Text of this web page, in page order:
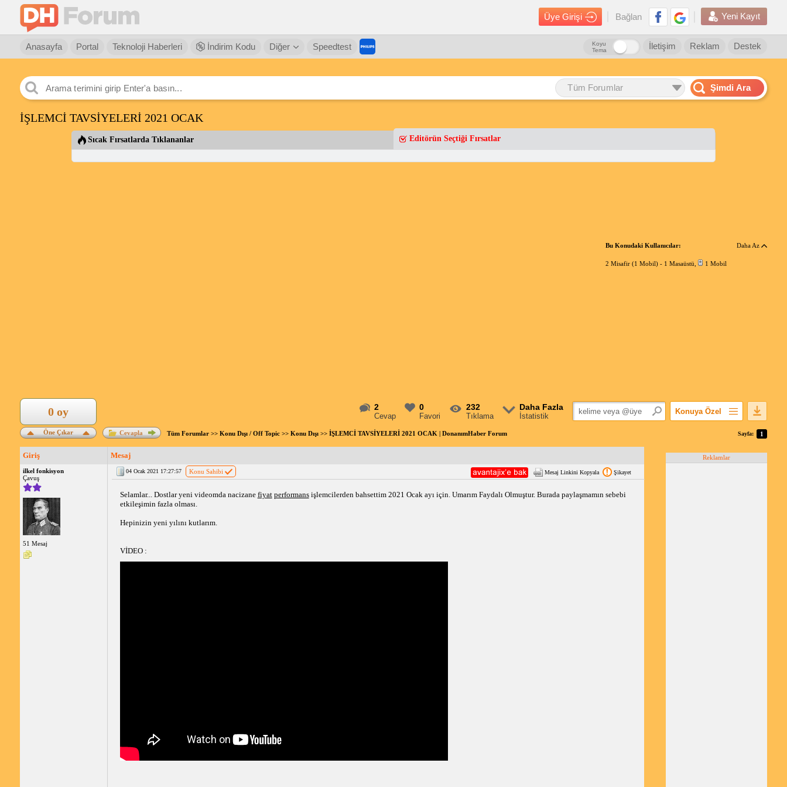
Üye Girişi Bağlan Yeni Kayıt
Anasayfa Portal Teknoloji Haberleri İndirim Kodu Diğer Speedtest Destek
Reklam
İletişim
Koyu
Tema
Tüm Forumlar Şimdi Ara
İŞLEMCİ TAVSİYELERİ 2021 OCAK
Sıcak Fırsatlarda Tıklananlar Editörün Seçtiği Fırsatlar
Bu Konudaki Kullanıcılar: Daha Az
2 Misafir (1 Mobil) - 1 Masaüstü 1 Mobil
2
Cevap
0
Favori
232
Tıklama
Daha Fazla
İstatistik
Konuya Özel
Popüler Mesajlar
Öne Çıkar
0 oy
Cevapla Tüm Forumlar>> Konu Dışı / Off Topic>> Konu Dışı>> İŞLEMCİ TAVSİYELERİ 2021 OCAK | DonanımHaber Forum Sayfa: 1
Giriş Mesaj
ilkel fonkisyon
Çavuş
51 Mesaj
04 Ocak 2021 17:27:57 Konu Sahibi Mesaj Linkini Kopyala Şikayet
Selamlar... Dostlar yeni videomda nacizane fiyat performans işlemcilerden bahsettim 2021 Ocak ayı için. Umarım Faydalı Olmuştur. Burada paylaşmamın sebebi
etkileşimin fazla olması.
Hepinizin yeni yılını kutlarım.
VİDEO :
Reklamlar